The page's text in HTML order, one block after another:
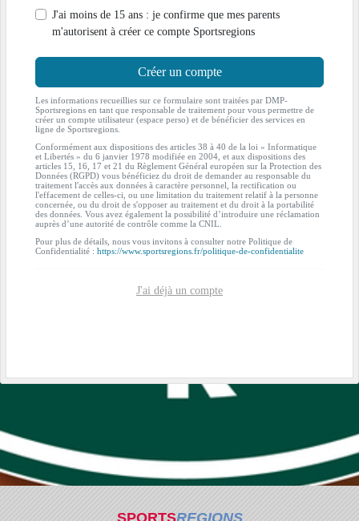
J'ai moins de 15 ans : je confirme que mes parents
m'autorisent à créer ce compte Sportsregions
Créer un compte
Les informations recueillies sur ce formulaire sont traitées par DMP-
Sportsregions en tant que responsable de traitement pour vous permettre de
créer un compte utilisateur (espace perso) et de bénéficier des services en
ligne de Sportsregions.
Conformément aux dispositions des articles 38 à 40 de la loi « Informatique
et Libertés » du 6 janvier 1978 modifiée en 2004, et aux dispositions des
articles 15, 16, 17 et 21 du Règlement Général européen sur la Protection des
Données (RGPD) vous bénéficiez du droit de demander au responsable du
traitement l'accès aux données à caractère personnel, la rectification ou
l'effacement de celles-ci, ou une limitation du traitement relatif à la personne
concernée, ou du droit de s'opposer au traitement et du droit à la portabilité
des données. Vous avez également la possibilité d’introduire une réclamation
auprès d’une autorité de contrôle comme la CNIL.
Pour plus de détails, nous vous invitons à consulter notre Politique de
Confidentialité : https://www.sportsregions.fr/politique-de-confidentialite
J'ai déjà un compte
SPORTSREGIONS